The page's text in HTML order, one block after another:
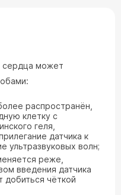
сердца может
распространён,
клетку с
геля,
датчика к
ультразвуковых волн;
реже,
введения датчика
добиться чёткой